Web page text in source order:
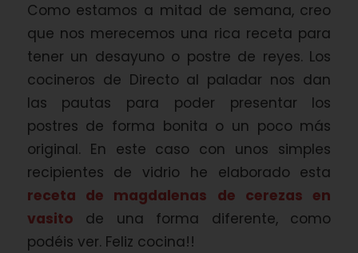
Como estamos a mitad de semana, creo
que nos merecemos una rica receta para
tener un desayuno o postre de reyes. Los
cocineros de Directo al paladar nos dan
las pautas para poder presentar los
postres de forma bonita o un poco más
original. En este caso con unos simples
recipientes de vidrio he elaborado esta
receta de magdalenas de cerezas en
vasito de una forma diferente, como
podéis ver. Feliz cocina!!